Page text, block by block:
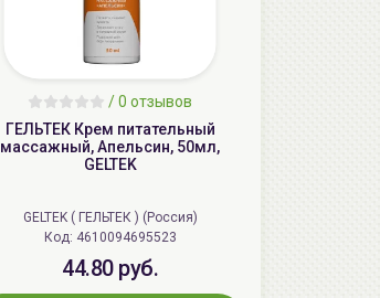
/0 отзывов
ГЕЛЬТЕК Крем питательный
массажный, Апельсин, 50мл,
GELTEK
GELTEK ( ГЕЛЬТЕК ) (Россия)
Код: 4610094695523
44.80 руб.